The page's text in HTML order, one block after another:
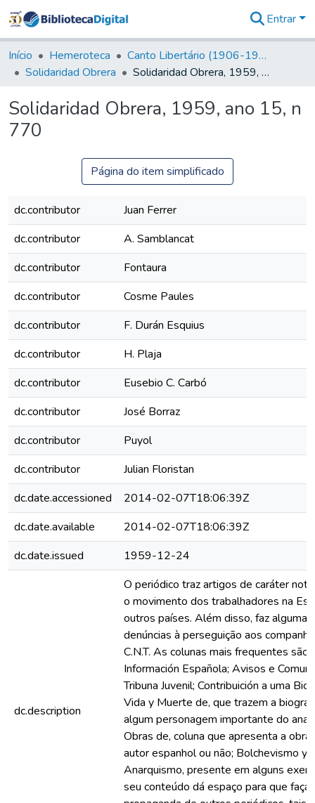
&
Coleções
Tudo na
Digital
Entrar
Início Hemeroteca
Canto Libertário (1906-1995)
Solidaridad Obrera
Solidaridad Obrera, 1959, ano 15, n 770
Solidaridad Obrera, 1959, ano 15, n
770
Página do item simplificado
dc.contributor
Juan Ferrer
dc.contributor
A. Samblancat
dc.contributor
Fontaura
dc.contributor
Cosme Paules
dc.contributor
F. Durán Esquius
dc.contributor
H. Plaja
dc.contributor
Eusebio C. Carbó
dc.contributor
José Borraz
dc.contributor
Puyol
dc.contributor
Julian Floristan
dc.date.accessioned
2014-02-07T18:06:39Z
dc.date.available
2014-02-07T18:06:39Z
dc.date.issued
1959-12-24
dc.description
O periódico traz artigos de caráter
o movimento dos trabalhadores na
outros países. Além disso, faz
denúncias à perseguição aos
C.N.T. As colunas mais frequentes
Información Española; Avisos e
Tribuna Juvenil; Contribuición a uma
Vida y Muerte de, que trazem a
algum personagem importante do
Obras de, coluna que apresenta a obra
autor espanhol ou não; Bolchevismo y
Anarquismo, presente em alguns
seu conteúdo dá espaço para que faça